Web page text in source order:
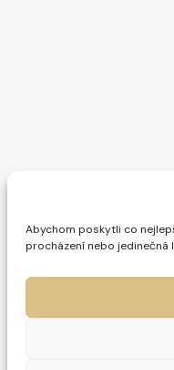
Abychom poskytli co
procházení nebo jedinečná